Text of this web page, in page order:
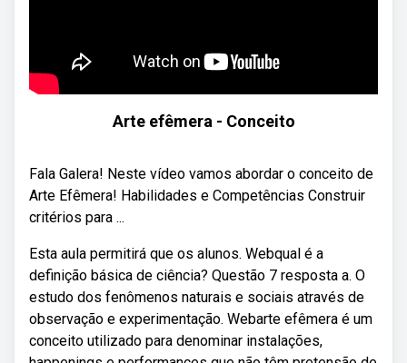
Arte efêmera - Conceito
Fala Galera! Neste vídeo vamos abordar o conceito de
Arte Efêmera! Habilidades e Competências Construir
critérios para ...
Esta aula permitirá que os alunos. Webqual é a
definição básica de ciência? Questão 7 resposta a. O
estudo dos fenômenos naturais e sociais através de
observação e experimentação. Webarte efêmera é um
conceito utilizado para denominar instalações,